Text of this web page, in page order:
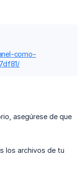
como-
asegúrese de que
los archivos de tu